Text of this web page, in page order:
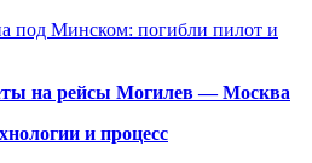
под Минском: погибли пилот и
на рейсы Могилев — Москва
и процесс